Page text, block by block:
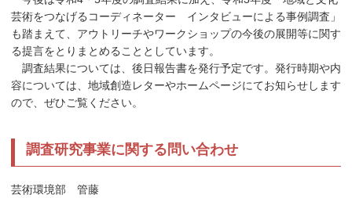
芸術をつなげるコーディネーター インタビューによる事例調査」
も踏まえて、アウトリーチやワークショップの今後の展開等に関す
る提言をとりまとめることとしています。
調査結果については、後日報告書を発行予定です。発行時期や内
容については、地域創造レターやホームページにてお知らせします
ので、ぜひご覧ください。
調査研究事業に関する問い合わせ
芸術環境部 管藤